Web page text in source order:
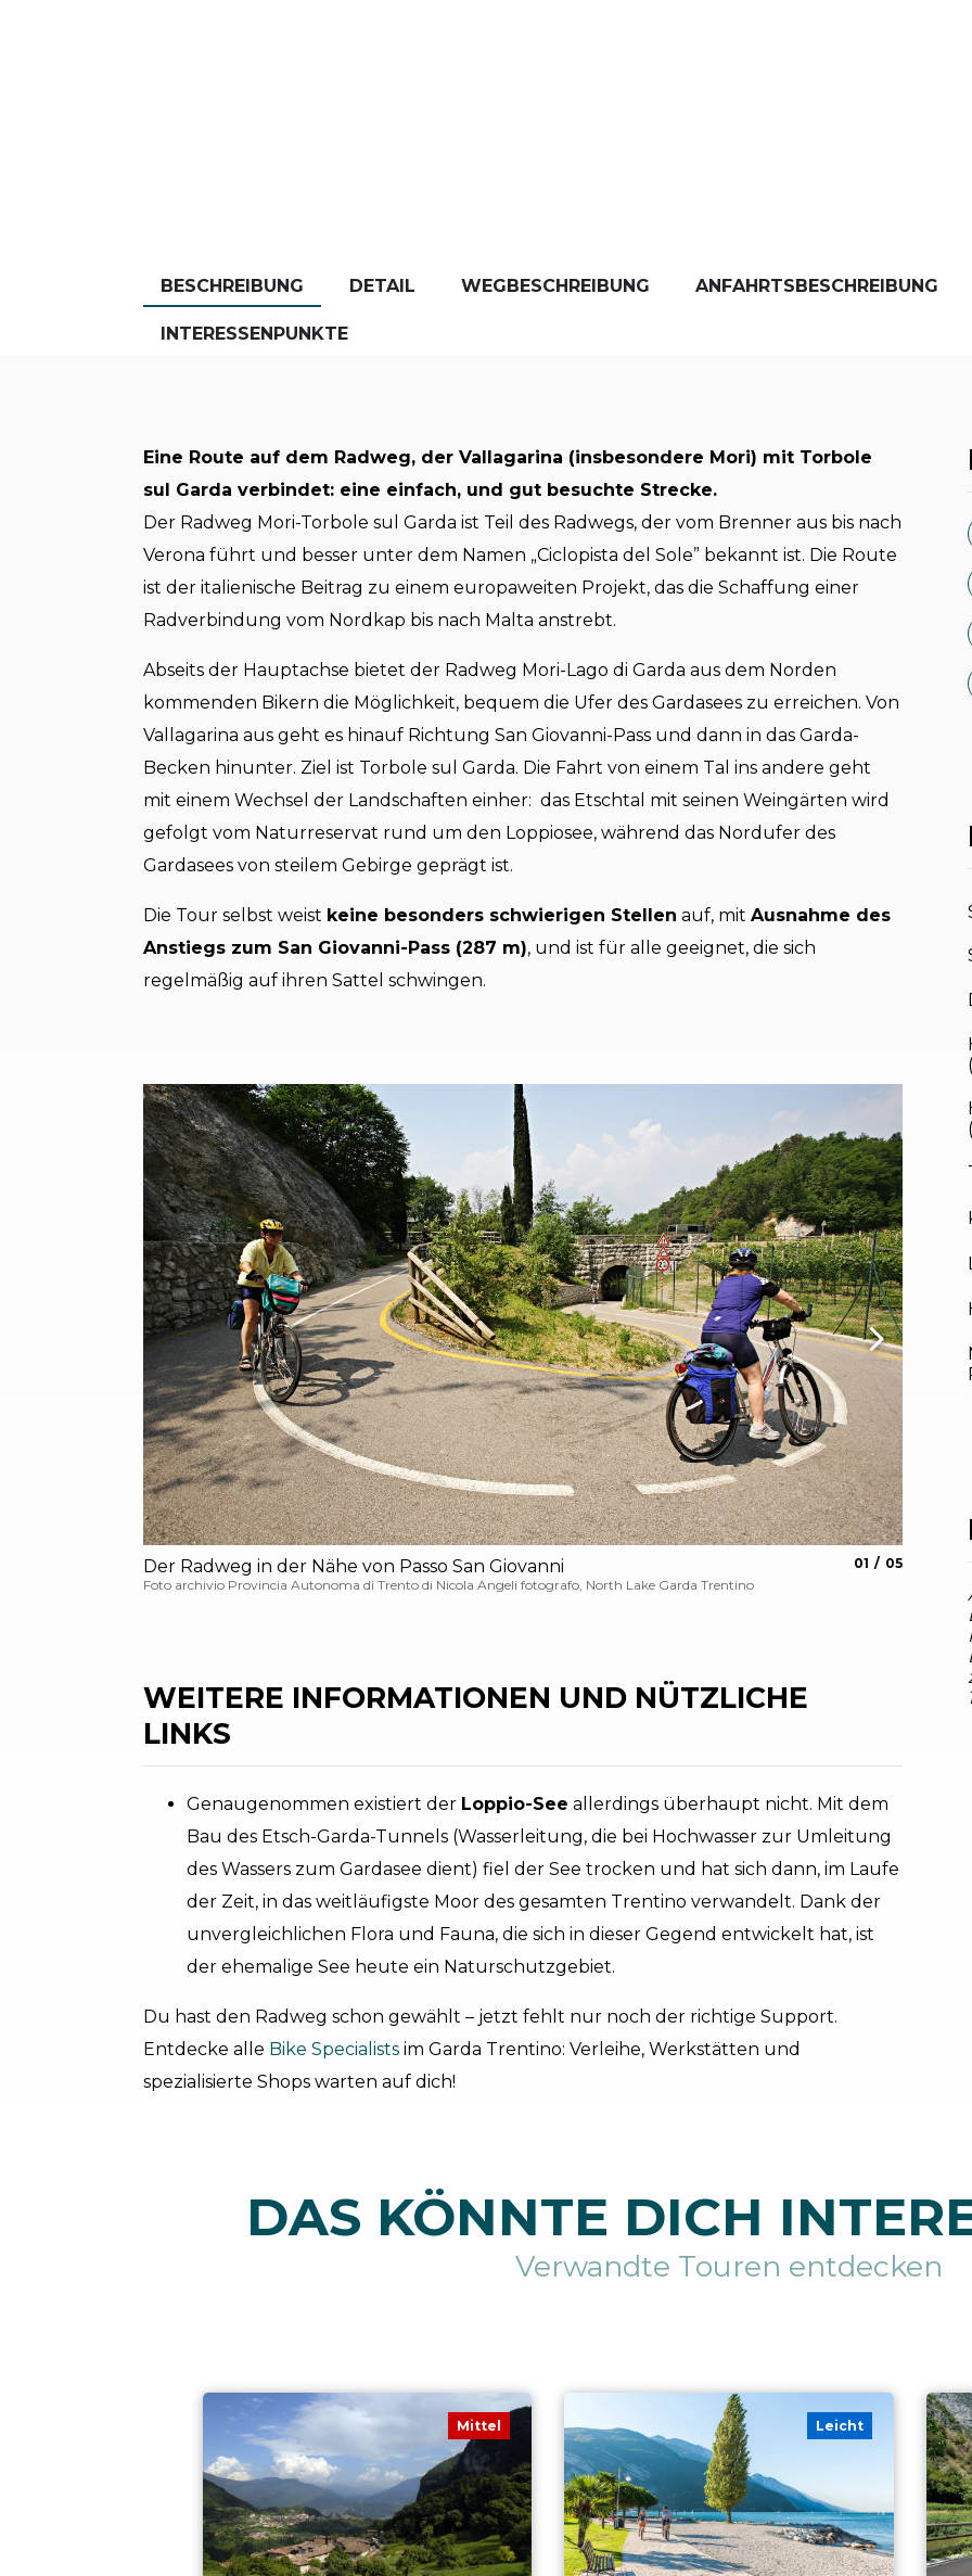
BESCHREIBUNG DETAIL WEGBESCHREIBUNG ANFAHRTSBESCHREIBUNG
INTERESSENPUNKTE
Eine Route auf dem Radweg, der Vallagarina (insbesondere Mori) mit Torbole
sul Garda verbindet: eine einfach, und gut besuchte Strecke.
Der Radweg Mori-Torbole sul Garda ist Teil des Radwegs, der vom Brenner aus bis nach
Verona führt und besser unter dem Namen „Ciclopista del Sole” bekannt ist. Die Route
ist der italienische Beitrag zu einem europaweiten Projekt, das die Schaffung einer
Radverbindung vom Nordkap bis nach Malta anstrebt.
Abseits der Hauptachse bietet der Radweg Mori-Lago di Garda aus dem Norden
kommenden Bikern die Möglichkeit, bequem die Ufer des Gardasees zu erreichen. Von
Vallagarina aus geht es hinauf Richtung San Giovanni-Pass und dann in das Garda-
Becken hinunter. Ziel ist Torbole sul Garda. Die Fahrt von einem Tal ins andere geht
mit einem Wechsel der Landschaften einher: das Etschtal mit seinen Weingärten wird
gefolgt vom Naturreservat rund um den Loppiosee, während das Nordufer des
Gardasees von steilem Gebirge geprägt ist.
Die Tour selbst weist keine besonders schwierigen Stellen auf, mit Ausnahme des
Anstiegs zum San Giovanni-Pass (287 m), und ist für alle geeignet, die sich
regelmäßig auf ihren Sattel schwingen.
Der Radweg in der Nähe von Passo San Giovanni
Foto archivio Provincia Autonoma di Trento di Nicola Angeli fotografo, North Lake Garda Trentino
Lago
North
01 05
WEITERE INFORMATIONEN UND NÜTZLICHE
LINKS
Genaugenommen existiert der Loppio-See allerdings überhaupt nicht. Mit dem
Bau des Etsch-Garda-Tunnels (Wasserleitung, die bei Hochwasser zur Umleitung
des Wassers zum Gardasee dient) fiel der See trocken und hat sich dann, im Laufe
der Zeit, in das weitläufigste Moor des gesamten Trentino verwandelt. Dank der
unvergleichlichen Flora und Fauna, die sich in dieser Gegend entwickelt hat, ist
der ehemalige See heute ein Naturschutzgebiet.
Du hast den Radweg schon gewählt – jetzt fehlt nur noch der richtige Support.
Entdecke alle Bike Specialists im Garda Trentino: Verleihe, Werkstätten und
spezialisierte Shops warten auf dich!
DAS KÖNNTE DICH
Verwandte Touren entdecken
Mittel Leicht